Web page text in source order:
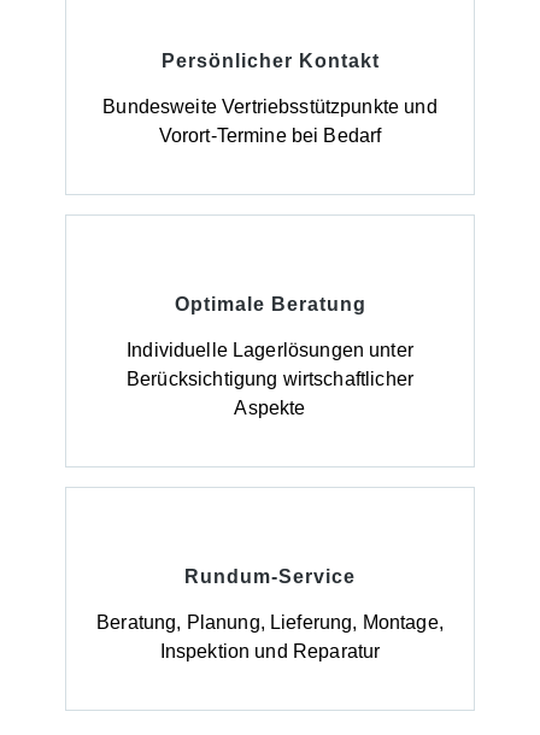
Persönlicher Kontakt
Bundesweite Vertriebsstützpunkte und
Vorort-Termine bei Bedarf
Optimale Beratung
Individuelle Lagerlösungen unter
Berücksichtigung wirtschaftlicher
Aspekte
Rundum-Service
Beratung, Planung, Lieferung, Montage,
Inspektion und Reparatur